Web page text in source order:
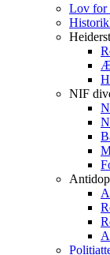
Lov for
NIF